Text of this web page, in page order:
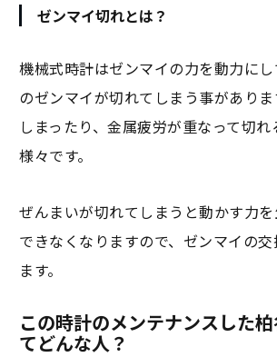
ゼンマイ切れとは？
機械式時計はゼンマイの力を動力に
のゼンマイが切れてしまう事があり
しまったり、金属疲労が重なって切
様々です。
ぜんまいが切れてしまうと動かす力
できなくなりますので、ゼンマイの
ます。
この時計のメンテナンスした
てどんな人？